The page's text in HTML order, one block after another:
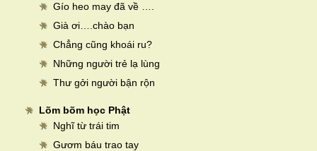
Gío heo may đã về ….
Già ơi….chào bạn
Chẳng cũng khoái ru?
Những người trẻ lạ lùng
Thư gởi người bận rộn
Lõm bõm học Phật
Nghĩ từ trái tim
Gươm báu trao tay